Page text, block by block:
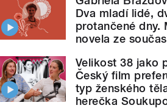
Dva mladí lidé,
protančené dny.
novela ze
Velikost 38 jako
Český film
typ ženského
herečka